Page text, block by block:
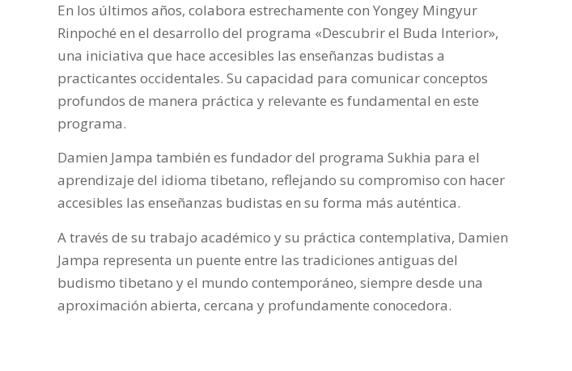
En los últimos años, colabora estrechamente con Yongey Mingyur
Rinpoché en el desarrollo del programa «Descubrir el Buda Interior»,
una iniciativa que hace accesibles las enseñanzas budistas a
practicantes occidentales. Su capacidad para comunicar conceptos
profundos de manera práctica y relevante es fundamental en este
programa.
Damien Jampa también es fundador del programa Sukhia para el
aprendizaje del idioma tibetano, reflejando su compromiso con hacer
accesibles las enseñanzas budistas en su forma más auténtica.
A través de su trabajo académico y su práctica contemplativa, Damien
Jampa representa un puente entre las tradiciones antiguas del
budismo tibetano y el mundo contemporáneo, siempre desde una
aproximación abierta, cercana y profundamente conocedora.